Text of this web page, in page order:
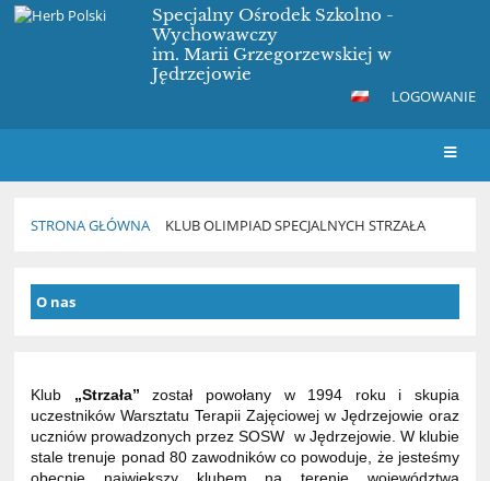
Specjalny Ośrodek Szkolno -
Wychowawczy
im. Marii Grzegorzewskiej w
Jędrzejowie
LOGOWANIE
STRONA GŁÓWNA KLUB OLIMPIAD SPECJALNYCH STRZAŁA
Klub
Olimpiad
O nas
Klub „Strzała” został powołany w 1994 roku i skupia
uczestników Warsztatu Terapii Zajęciowej w Jędrzejowie oraz
uczniów prowadzonych przez SOSW w Jędrzejowie. W klubie
stale trenuje ponad 80 zawodników co powoduje, że jesteśmy
obecnie największy klubem na terenie województwa